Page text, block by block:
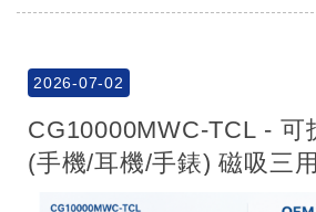
禮贈品行動電源 網版印刷 彩印印刷
2026-07-02
CG10000MWC-TCL - 可
(手機/耳機/手錶) 磁吸三
源 CG V1.0